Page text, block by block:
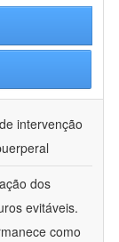
intervenção
dos
evitáveis.
como